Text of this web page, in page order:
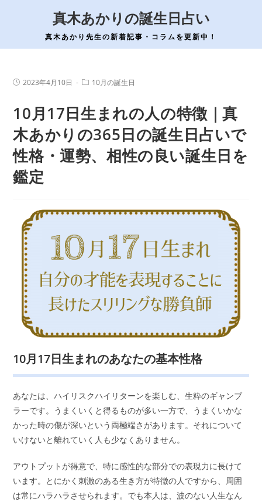
ン
真木あかりの誕生日占い
真木あかり先生の新着記事・コラムを更新中！
投
開
日:
2023年4月10日
投
テ
ゴ
ー:
10月の誕生日
10月17日生まれの人の特徴｜真
木あかりの365日の誕生日占いで
性格・運勢、相性の良い誕生日を
鑑定
10月17日生まれのあなたの基本性格
あなたは、ハイリスクハイリターンを楽しむ、生粋のギャンブ
ラーです。うまくいくと得るものが多い一方で、うまくいかな
かった時の傷が深いという両極端さがあります。それについて
いけないと離れていく人も少なくありません。
アウトプットが得意で、特に感性的な部分での表現力に長けて
います。とにかく刺激のある生き方が特徴の人ですから、周囲
は常にハラハラさせられます。でも本人は、波のない人生なん